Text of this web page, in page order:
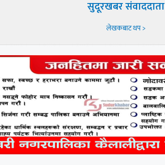
सुदूरखबर संवाददाता
लेखकबाट थप >